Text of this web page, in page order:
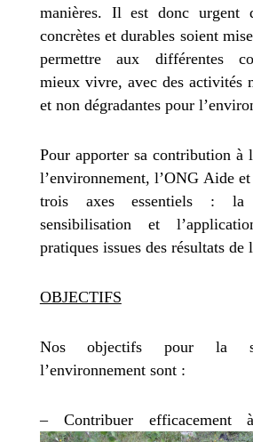
manières. Il est donc urgent
concrètes et durables soient
permettre aux différentes
mieux vivre, avec des activités
et non dégradantes pour
Pour apporter sa contribution à
l’environnement, l’ONG Aide
trois axes essentiels : la
sensibilisation et
pratiques issues des résultats de
OBJECTIFS
Nos objectifs pour la
l’environnement sont :
– Contribuer